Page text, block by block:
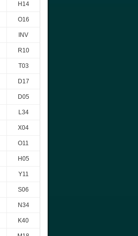
H14
O16
INV
R10
T03
D17
D05
L34
X04
O11
H05
Y11
S06
N34
K40